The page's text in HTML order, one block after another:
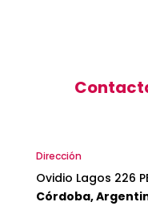
Dirección
Ovidio Lagos 226
Córdoba,